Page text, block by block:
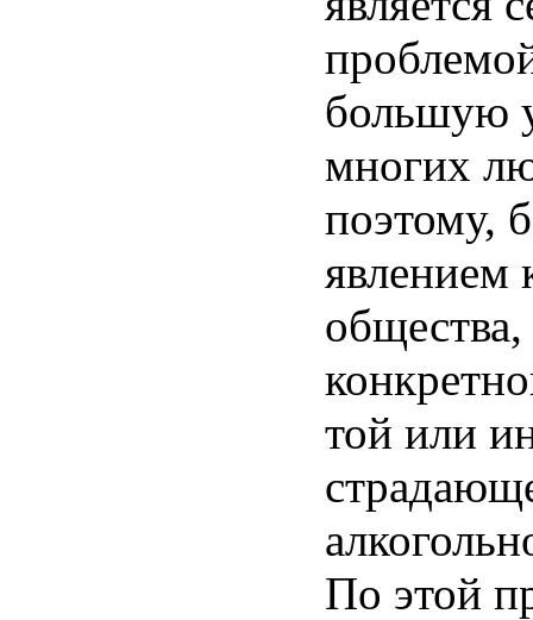
большую
многих
поэтому,
явлением
общества,
той или
По этой